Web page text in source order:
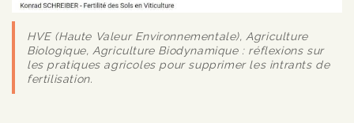
HVE (Haute Valeur Environnementale), Agriculture
Biologique, Agriculture Biodynamique : réflexions sur
les pratiques agricoles pour supprimer les intrants de
fertilisation.